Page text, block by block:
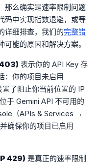
那么确实是速率限制问题
中实现指数退避，或等
详细排查，我们的完整错
可能的原因和解决方案。
表示你的 API Key 存
：你的项目未启用
了阻止你当前位置的 IP
于 Gemini API 不可用的
（APIs & Services →
确保你的项目已启用
429) 是真正的速率限制